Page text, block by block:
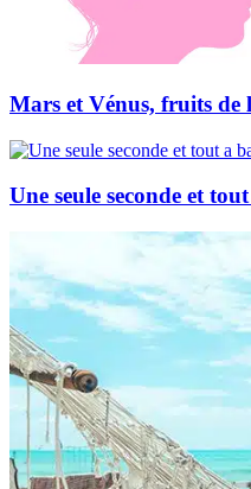
Mars et Vénus, fruits
Une seule seconde et